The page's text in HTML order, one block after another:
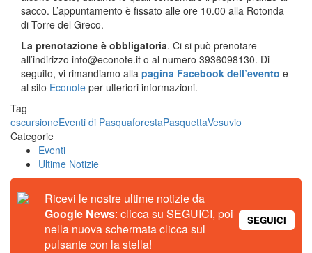
sacco. L’appuntamento è fissato alle ore 10.00 alla Rotonda
di Torre del Greco.
La prenotazione è obbligatoria. Ci si può prenotare
all’indirizzo info@econote.it o al numero 3936098130. Di
seguito, vi rimandiamo alla pagina Facebook dell’evento e
al sito Econote per ulteriori informazioni.
Tag
escursioneEventi di PasquaforestaPasquettaVesuvio
Categorie
Eventi
Ultime Notizie
Ricevi le nostre ultime notizie da
Google News: clicca su SEGUICI, poi
nella nuova schermata clicca sul
pulsante con la stella!
SEGUICI